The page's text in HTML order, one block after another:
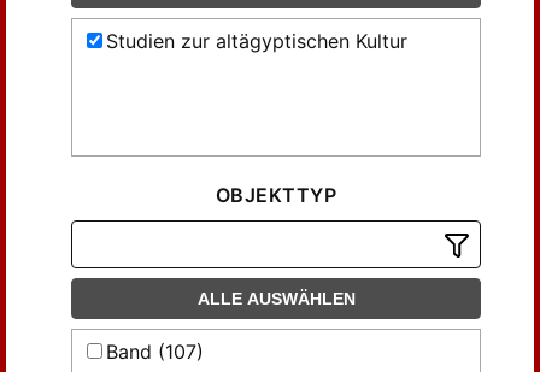
Studien zur altägyptischen Kultur
OBJEKTTYP
ALLE AUSWÄHLEN
Band (107)